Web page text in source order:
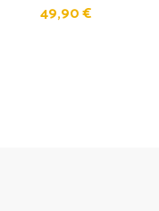
49,90€